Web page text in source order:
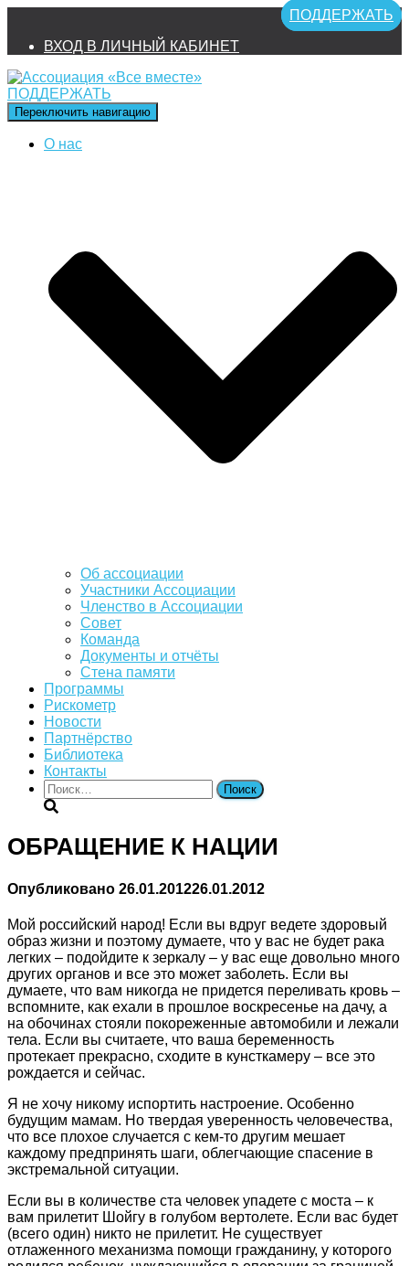
ПОДДЕРЖАТЬ
ВХОД В ЛИЧНЫЙ КАБИНЕТ
ПОДДЕРЖАТЬ
Переключить навигацию
О нас
Об ассоциации
Участники Ассоциации
Членство в Ассоциации
Совет
Команда
Документы и отчёты
Стена памяти
Программы
Рискометр
Новости
Партнёрство
Библиотека
Контакты
Найти:
ОБРАЩЕНИЕ К НАЦИИ
Опубликовано 26.01.201226.01.2012
Мой российский народ! Если вы вдруг ведете здоровый
образ жизни и поэтому думаете, что у вас не будет рака
легких – подойдите к зеркалу – у вас еще довольно много
других органов и все это может заболеть. Если вы
думаете, что вам никогда не придется переливать кровь –
вспомните, как ехали в прошлое воскресенье на дачу, а
на обочинах стояли покореженные автомобили и лежали
тела. Если вы считаете, что ваша беременность
протекает прекрасно, сходите в кунсткамеру – все это
рождается и сейчас.
Я не хочу никому испортить настроение. Особенно
будущим мамам. Но твердая уверенность человечества,
что все плохое случается с кем-то другим мешает
каждому предпринять шаги, облегчающие спасение в
экстремальной ситуации.
Если вы в количестве ста человек упадете с моста – к
вам прилетит Шойгу в голубом вертолете. Если вас будет
(всего один) никто не прилетит. Не существует
отлаженного механизма помощи гражданину, у которого